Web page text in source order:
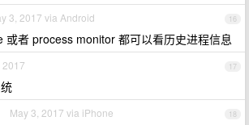
16
3, 2017 via Android
或者 process monitor 都可以看历史进程信息
17
2017
18
May 3, 2017 via iPhone